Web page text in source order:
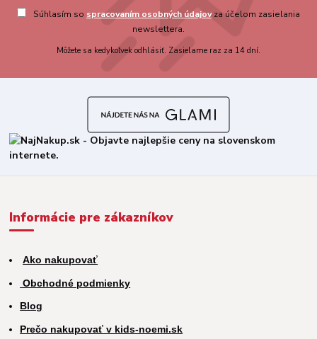
Súhlasím so spracovaním osobných údajovza účelom zasielania
newslettera.
Môžete sa kedykoľvek odhlásiť. Zasielame raz za 14 dní.
Informácie pre zákazníkov
Ako nakupovať
Obchodné podmienky
Blog
Prečo nakupovať v kids-noemi.sk